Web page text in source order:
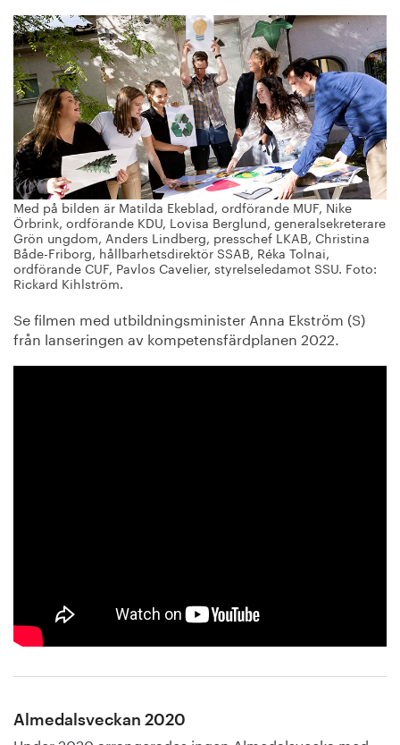
Med på bilden är Matilda Ekeblad, ordförande MUF, Nike
Örbrink, ordförande KDU, Lovisa Berglund, generalsekreterare
Grön ungdom, Anders Lindberg, presschef LKAB, Christina
Både-Friborg, hållbarhetsdirektör SSAB, Réka Tolnai,
ordförande CUF, Pavlos Cavelier, styrelseledamot SSU. Foto:
Rickard Kihlström.
Se filmen med utbildningsminister Anna Ekström (S)
från lanseringen av kompetensfärdplanen 2022.
Almedalsveckan 2020